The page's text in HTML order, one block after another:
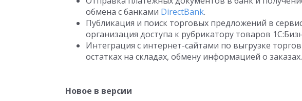
обмена с банками DirectBank.
Публикация и поиск торговых предложений в
организация доступа к рубрикатору товаров
Интеграция с интернет-сайтами по выгрузке
остатках на складах, обмену информацией о заказах.
Новое в версии